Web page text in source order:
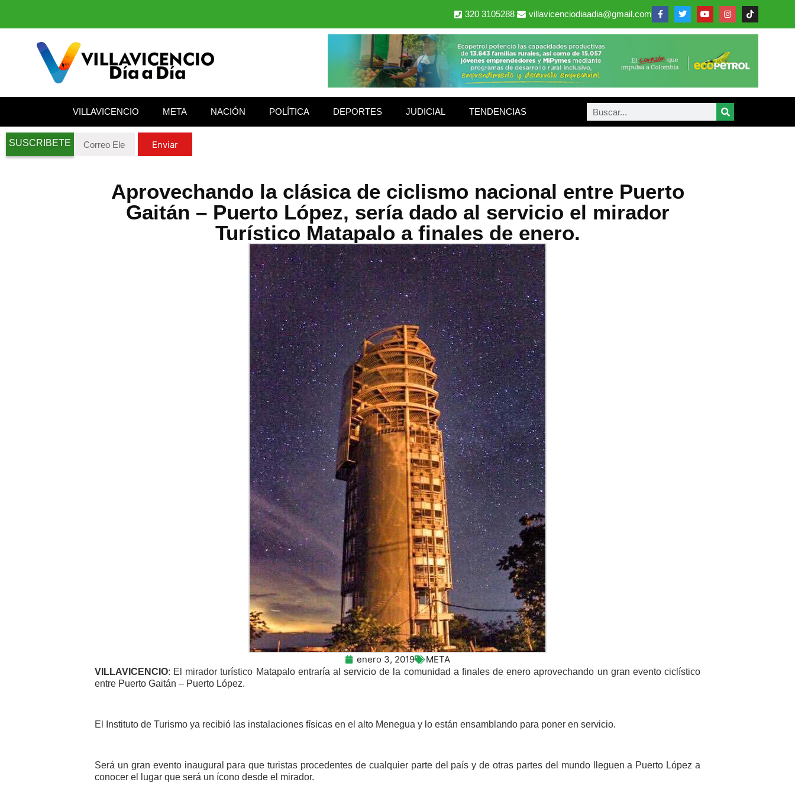
320 3105288 villavicenciodiaadia@gmail.com
VILLAVICENCIO META NACIÓN POLÍTICA DEPORTES JUDICIAL TENDENCIAS
SUSCRIBETE Enviar
Aprovechando la clásica de ciclismo nacional entre Puerto
Gaitán – Puerto López, sería dado al servicio el mirador
Turístico Matapalo a finales de enero.
enero 3, 2019 META
VILLAVICENCIO: El mirador turístico Matapalo entraría al servicio de la comunidad a finales de enero aprovechando un gran evento ciclístico
entre Puerto Gaitán – Puerto López.
El Instituto de Turismo ya recibió las instalaciones físicas en el alto Menegua y lo están ensamblando para poner en servicio.
Será un gran evento inaugural para que turistas procedentes de cualquier parte del país y de otras partes del mundo lleguen a Puerto López a
conocer el lugar que será un ícono desde el mirador.